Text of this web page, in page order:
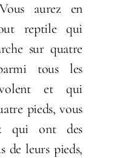
aurez en
reptile qui
sur quatre
tous les
et qui
pieds, vous
qui ont des
de leurs pieds,